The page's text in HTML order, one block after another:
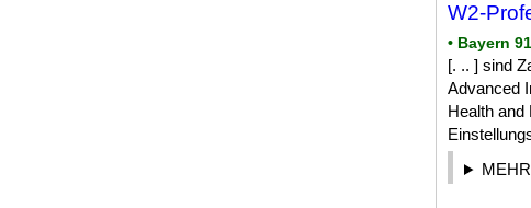
W2-
• Bayern
[. .. ] sind
Advanced
Health and